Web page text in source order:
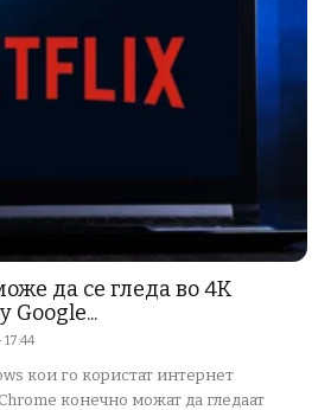
да се гледа во 4K
Google...
кои го користат интернет
конечно можат да гледаат